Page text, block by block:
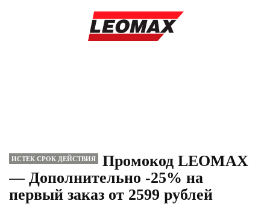
ИСТЕК СРОК ДЕЙСТВИЯ
Промокод LEOMAX
— Дополнительно -25% на
первый заказ от 2599 рублей